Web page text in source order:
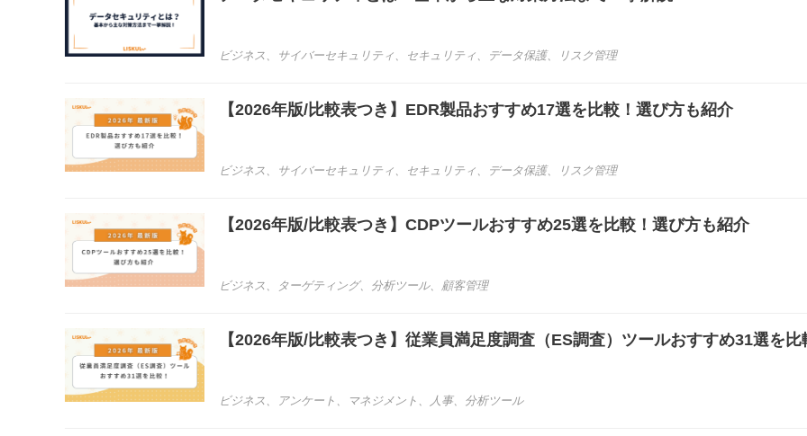
ビジネス 、 サイバーセキュリティ 、 セキュリティ 、 データ保護、 リスク管理
【2026年版/比較表つき】EDR製品おすすめ17選を比較！選び方も紹介
ビジネス 、 サイバーセキュリティ 、 セキュリティ 、 データ保護、 リスク管理
【2026年版/比較表つき】CDPツールおすすめ25選を比較！選び方も紹介
ビジネス 、 ターゲティング、 分析ツール、 顧客管理
【2026年版/比較表つき】従業員満足度調査（ES調査）ツールおすすめ31選を比
ビジネス 、 アンケート 、 マネジメント 、 人事、 分析ツール